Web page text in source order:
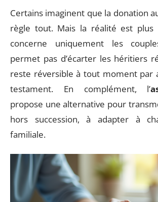
Certains imaginent que la donation
règle tout. Mais la réalité est plus
concerne uniquement les
permet pas d’écarter les héritiers
reste réversible à tout moment par
testament. En complément, l’
propose une alternative pour
hors succession, à adapter à
familiale.